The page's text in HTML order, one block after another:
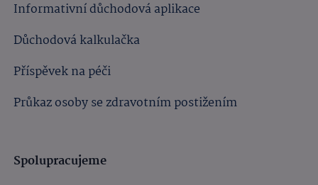
Informativní důchodová aplikace
Důchodová kalkulačka
Příspěvek na péči
Průkaz osoby se zdravotním postižením
Spolupracujeme